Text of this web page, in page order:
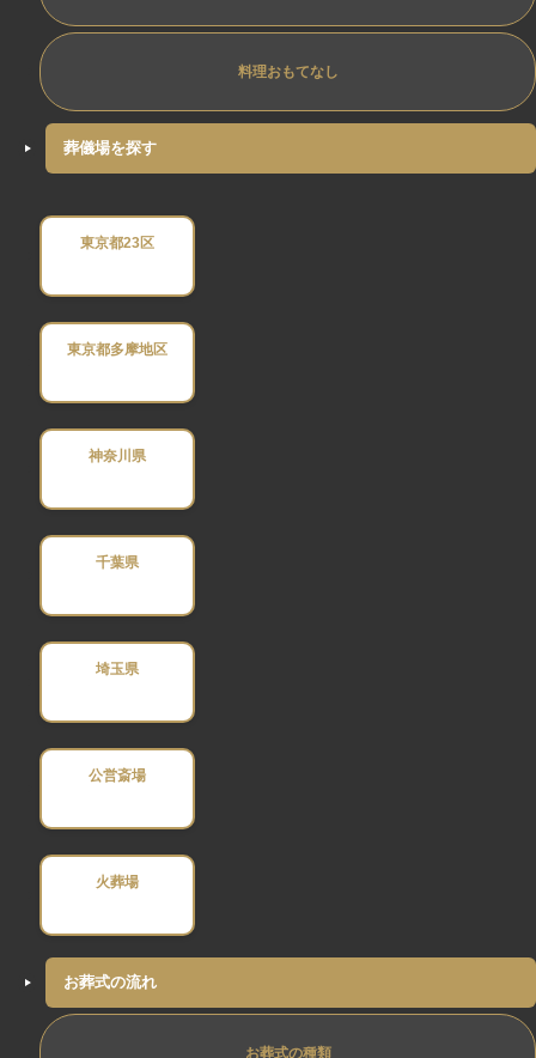
料理おもてなし
葬儀場を探す
東京都23区
東京都多摩地区
神奈川県
千葉県
埼玉県
公営斎場
火葬場
お葬式の流れ
お葬式の種類